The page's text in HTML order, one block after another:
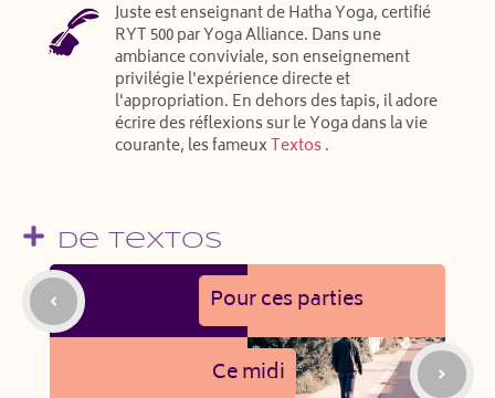
Juste est enseignant de Hatha Yoga, certifié
RYT 500 par Yoga Alliance. Dans une
ambiance conviviale, son enseignement
privilégie l'expérience directe et
l'appropriation. En dehors des tapis, il adore
écrire des réflexions sur le Yoga dans la vie
courante, les fameuxTextos.
De Textos
Pour ces parties
Ce midi